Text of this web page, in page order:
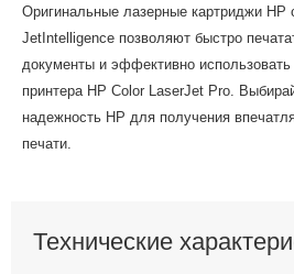
Оригинальные лазерные картриджи HP
JetIntelligence позволяют быстро
документы и эффективно
принтера HP Color LaserJet Pro.
надежность HP для получения
печати.
Технические